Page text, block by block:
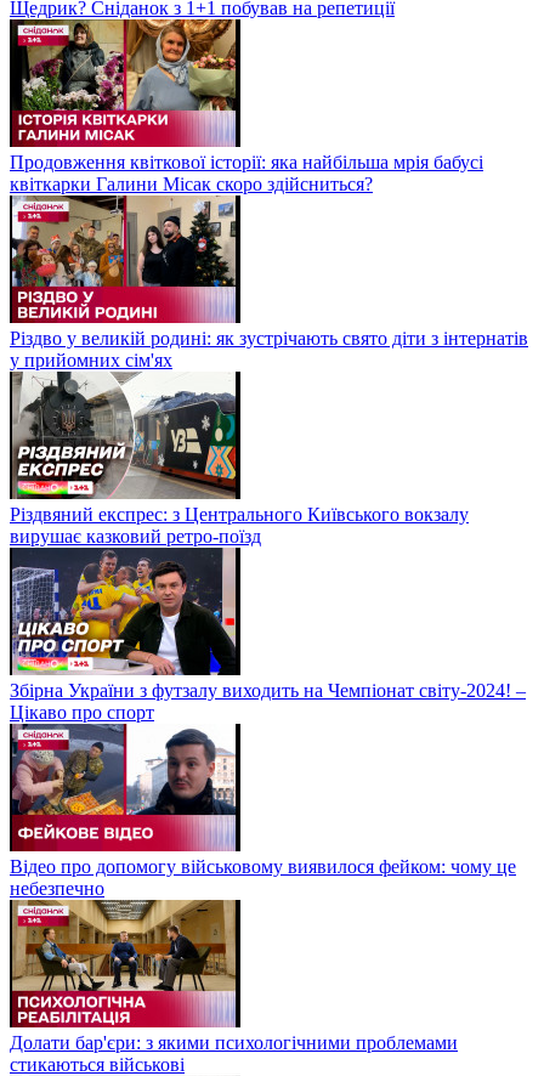
Щедрик? Сніданок з 1+1 побував на репетиції
Продовження квіткової історії: яка найбільша мрія бабусі
квіткарки Галини Місак скоро здійсниться?
Різдво у великій родині: як зустрічають свято діти з інтернатів
у прийомних сім'ях
Різдвяний експрес: з Центрального Київського вокзалу
вирушає казковий ретро-поїзд
Збірна України з футзалу виходить на Чемпіонат світу-2024! –
Цікаво про спорт
Відео про допомогу військовому виявилося фейком: чому це
небезпечно
Долати бар'єри: з якими психологічними проблемами
стикаються військові